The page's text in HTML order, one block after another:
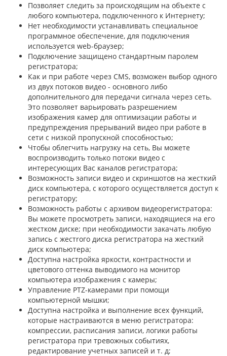
Позволяет следить за происходящим на объекте с
любого компьютера, подключенного к Интернету;
Нет необходимости устанавливать специальное
программное обеспечение, для подключения
используется web-браузер;
Подключение защищено стандартным паролем
регистратора;
Как и при работе через CMS, возможен выбор одного
из двух потоков видео - основного либо
дополнительного для передачи сигнала через сеть.
Это позволяет варьировать разрешением
изображения камер для оптимизации работы и
предупреждения прерываний видео при работе в
сети с низкой пропускной способностью;
Чтобы облегчить нагрузку на сеть, Вы можете
воспроизводить только потоки видео с
интересующих Вас каналов регистратора;
Возможность записи видео и скриншотов на жесткий
диск компьютера, с которого осуществляется доступ к
регистратору;
Возможность работы с архивом видеорегистратора:
Вы можете просмотреть записи, находящиеся на его
жестком диске; при необходимости закачать любую
запись с жестrого диска регистратора на жесткий
диск компьютера;
Доступна настройка яркости, контрастности и
цветового оттенка выводимого на монитор
компьютера изображения с камеры;
Управление PTZ-камерами при помощи
компьютерной мышки;
Доступна настройка и выполнение всех функций,
которые настраиваются в меню регистратора:
компрессии, расписания записи, логики работы
регистратора при тревожных событиях,
редактирование учетных записей и т. д;